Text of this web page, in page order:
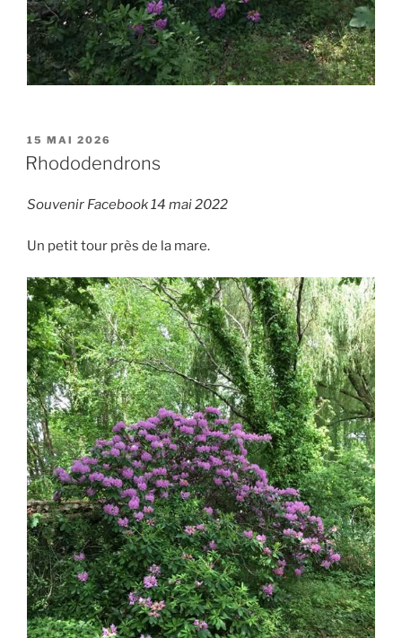
PUBLIÉ
LE
15 MAI 2026
Rhododendrons
Souvenir Facebook 14 mai 2022
Un petit tour près de la mare.